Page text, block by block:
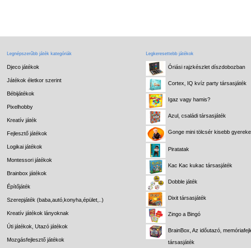
Legnépszerűbb játék kategóriák
Djeco játékok
Játékok életkor szerint
Bébijátékok
Pixelhobby
Kreatív játék
Fejlesztő játékok
Logikai játékok
Montessori játékok
Brainbox játékok
Építőjáték
Szerepjáték (baba,autó,konyha,épület,..)
Kreatív játékok lányoknak
Úti játékok, Utazó játékok
Mozgásfejlesztő játékok
Legkeresettebb játékok
Óriási rajzkészlet díszdobozban
Cortex, IQ kvíz party társasjáték
Igaz vagy hamis?
Azul, családi társasjáték
Gonge mini tölcsér kisebb
Piratatak
Kac Kac kukac társasjáték
Dobble játék
Dixit társasjáték
Zingo a Bingó
BrainBox, Az időutazó,
társasjáték